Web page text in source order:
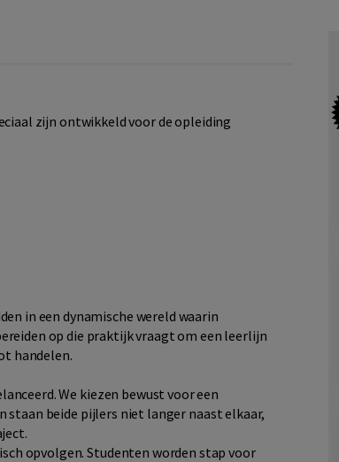
zijn ontwikkeld voor de opleiding
in een dynamische wereld waarin
op die praktijk vraagt om een leerlijn
handelen.
We kiezen bewust voor een
beide pijlers niet langer naast elkaar,
opvolgen. Studenten worden stap voor